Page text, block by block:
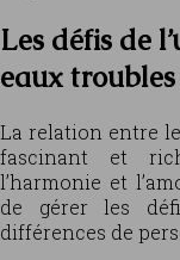
Les défis de
eaux troubles
La relation entre
fascinant et
l’harmonie et
de gérer les
différences de